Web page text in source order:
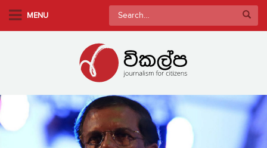
m
a
i
MENU
Search
for: